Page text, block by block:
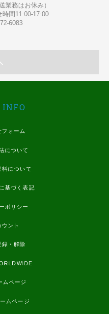
業務はお休み）
間11:00-17:00
6083
INFO
フォーム
について
料について
基づく表記
ポリシー
ウント
録・解除
ムページ
ムページ